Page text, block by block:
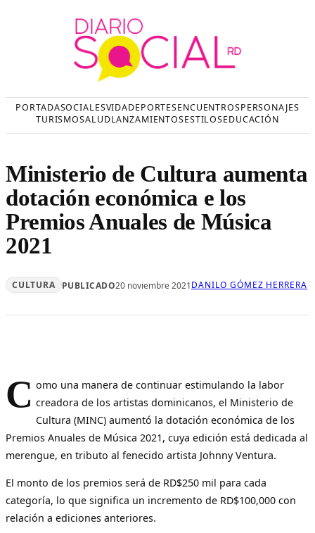
PORTADASOCIALESVIDADEPORTESENCUENTROSPERSONAJES
TURISMOSALUDLANZAMIENTOSESTILOSEDUCACIÓN
Ministerio de Cultura aumenta
dotación económica e los
Premios Anuales de Música
2021
CULTURA PUBLICADO20 noviembre 2021DANILO GÓMEZ HERRERA
C omo una manera de continuar estimulando la labor
creadora de los artistas dominicanos, el Ministerio de
Cultura (MINC) aumentó la dotación económica de los
Premios Anuales de Música 2021, cuya edición está dedicada al
merengue, en tributo al fenecido artista Johnny Ventura.
El monto de los premios será de RD$250 mil para cada
categoría, lo que significa un incremento de RD$100,000 con
relación a ediciones anteriores.